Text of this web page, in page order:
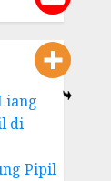
di
Pipil